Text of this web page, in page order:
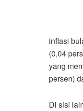
inflasi
(0,04
yang
persen)
Di sisi